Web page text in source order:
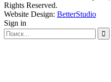
Rights Reserved.
Website Design: BetterStudio
Sign in